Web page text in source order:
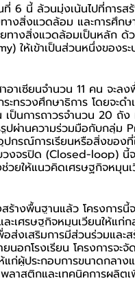
ที่ 6 นี้ ล้วนมุ่งเน้นไปที่กา
งสิ่งแวดล้อม และการศึกษ
ทางสิ่งแวดล้อมเป็นหลัก ด้
ให้เข้าเป็นส่วนหนึ่งของร
อาเซียนจำนวน 11 คน จ
ะทรวงศึกษาธิการ โดยจะ
เป็นการถาวรจำนวน 20
ปผ่านความร่วมมือกับกลุ่ม
รณ์การเรียนหรือสิ่งของที่
วงจรปิด (Closed-loop)
วยให้แนวคิดเศรษฐกิจหมุน
างพื้นฐานแล้ว โครงการ
เศรษฐกิจหมุนเวียนให้แก่
ส่งเสริมการมีส่วนร่วมและส
ยนอกโรงเรียน โครงการจ
ก่ผู้ประกอบการขนาดกลาง
พลาสติกและเทคนิคการผลิต